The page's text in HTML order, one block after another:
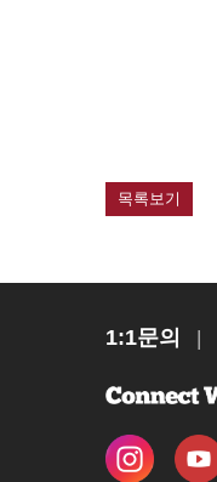
목록보기
1:1문의